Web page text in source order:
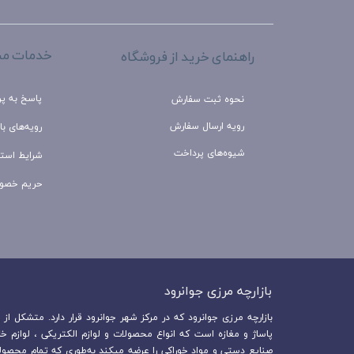
بازارچه مرزی جوانرود​​​​​​​
پاساژ و مغازه است که انواع محصولات و لوازم الکتریکی ، لوازم
صنایع دستی و مواد خوراکی را عرضه میکند به‌طوری که تمام
راهنمای خرید از فروشگاه
نحوه ثبت سفارش
رویه ارسال سفارش
شیوه‌های پرداخت
خدمات
پاسخ به
رویه‌های
شرایط
حریم